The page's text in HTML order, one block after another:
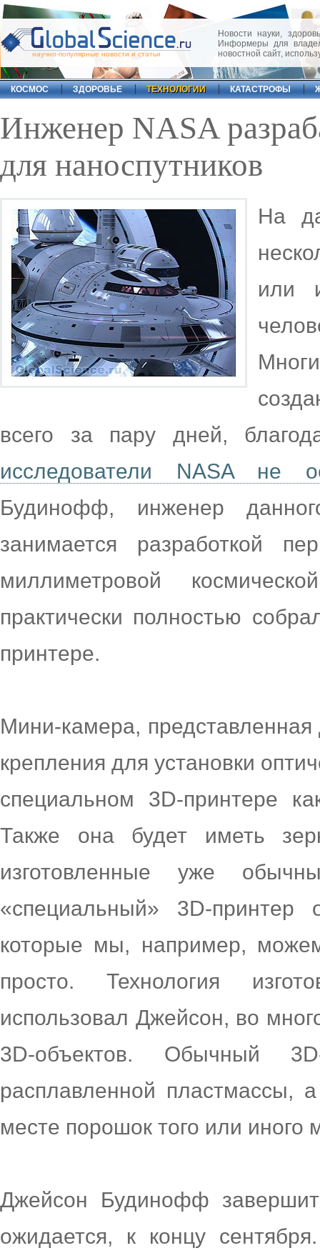
научно-популярные новости и статьи
Новости науки,
Информеры для
новостной сайт,
КОСМОС ЗДОРОВЬЕ ТЕХНОЛОГИИ КАТАСТРОФЫ
Инженер NASA
для наноспутников
На
или
всего за пару дней,
исследователи NASA не
Будинофф, инженер
занимается разработкой
миллиметровой
практически полностью
принтере.
Мини-камера,
крепления для установки
специальном 3D-принтере
Также она будет иметь
изготовленные уже
«специальный» 3D-принтер
которые мы, например,
просто. Технология
использовал Джейсон, во
3D-объектов. Обычный
расплавленной пластмассы,
месте порошок того или
Джейсон Будинофф
ожидается, к концу